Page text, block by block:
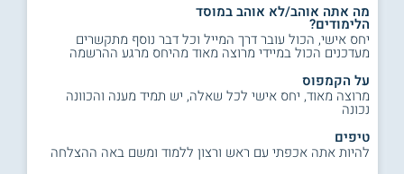
מה אתה אוהב/לא אוהב במוסד
הלימודים?
יחס אישי, הכול עובר דרך המייל וכל דבר נוסף מתקשרים
מעדכנים הכול במיידי מרוצה מאוד מהיחס מרגע ההרשמה
על הקמפוס
מרוצה מאוד, יחס אישי לכל שאלה, יש תמיד מענה והכוונה
נכונה
טיפים
להיות אתה אכפתי עם ראש ורצון ללמוד ומשם באה ההצלחה